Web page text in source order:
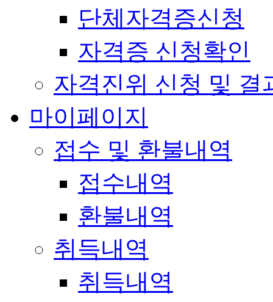
단체자격증신청
자격증 신청확인
자격진위 신청 및 결
마이페이지
접수 및 환불내역
접수내역
환불내역
취득내역
취득내역